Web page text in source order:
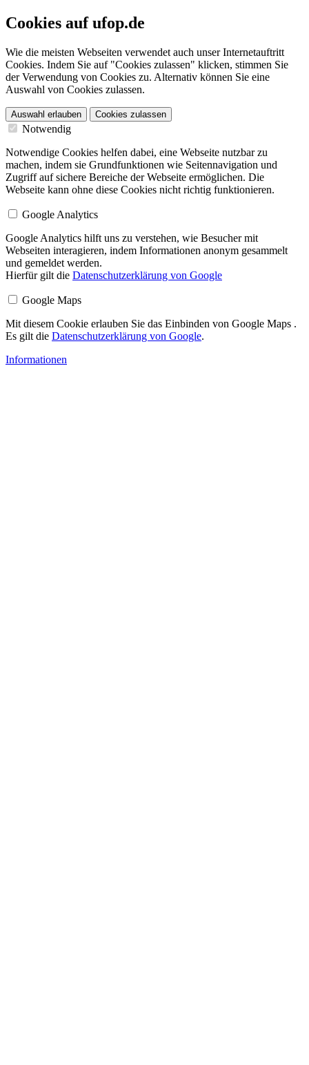
Cookies auf ufop.de
Wie die meisten Webseiten verwendet auch unser Internetauftritt
Cookies. Indem Sie auf "Cookies zulassen" klicken, stimmen Sie
der Verwendung von Cookies zu. Alternativ können Sie eine
Auswahl von Cookies zulassen.
Auswahl erlauben Cookies zulassen
Notwendig
Notwendige Cookies helfen dabei, eine Webseite nutzbar zu
machen, indem sie Grundfunktionen wie Seitennavigation und
Zugriff auf sichere Bereiche der Webseite ermöglichen. Die
Webseite kann ohne diese Cookies nicht richtig funktionieren.
Google Analytics
Google Analytics hilft uns zu verstehen, wie Besucher mit
Webseiten interagieren, indem Informationen anonym gesammelt
und gemeldet werden.
Hierfür gilt die Datenschutzerklärung von Google
Google Maps
Mit diesem Cookie erlauben Sie das Einbinden von Google Maps .
Es gilt die Datenschutzerklärung von Google.
Informationen